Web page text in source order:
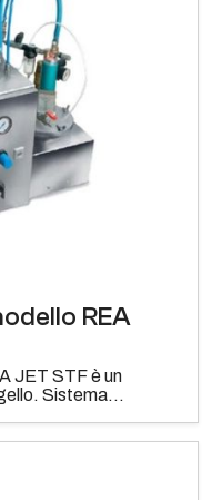
REA
JET STF è un
Sistema...